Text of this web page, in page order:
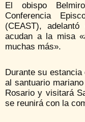
El obispo
Conferencia
(CEAST),
acudan a la misa
muchas más».
Durante su
al santuario
Rosario y visitará
se reunirá con la